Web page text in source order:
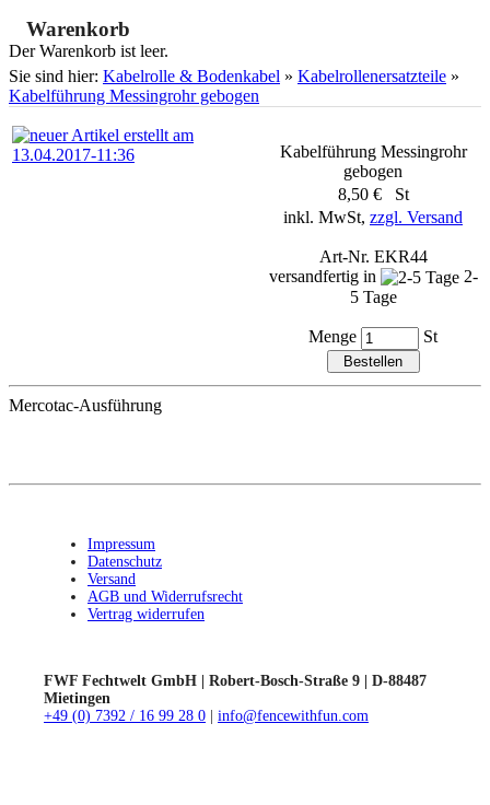
Warenkorb
Der Warenkorb ist leer.
Sie sind hier: Kabelrolle & Bodenkabel » Kabelrollenersatzteile »
Kabelführung Messingrohr gebogen
Kabelführung Messingrohr
gebogen
8,50 € St
inkl. MwSt, zzgl. Versand
Art-Nr. EKR44
versandfertig in
2-
5 Tage
Menge St
Mercotac-Ausführung
Impressum
Datenschutz
Versand
AGB und Widerrufsrecht
Vertrag widerrufen
FWF Fechtwelt GmbH | Robert-Bosch-Straße 9 | D-88487
Mietingen
+49 (0) 7392 / 16 99 28 0
info@fencewithfun.com